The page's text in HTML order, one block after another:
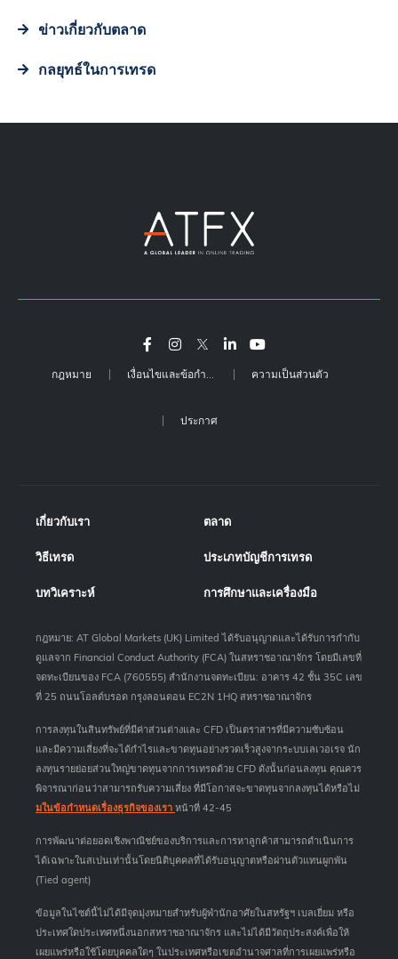
ข่าวเกี่ยวกับตลาด
กลยุทธ์ในการเทรด
กฎหมาย ความเป็นส่วนตัว
ประกาศ
เกี่ยวกับเรา ตลาด
วิธีเทรด ประเภทบัญชีการเทรด
บทวิเคราะห์ การศึกษาและเครื่องมือ
กฎหมาย: AT Global Markets (UK) Limited ได้รับอนุญาตและได้รับการกำกับ
ดูแลจาก Financial Conduct Authority (FCA) ในสหราชอาณาจักร โดยมีเลขที่
จดทะเบียนของ FCA (760555) สำนักงานจดทะเบียน: อาคาร 42 ชั้น 35C เลข
ที่ 25 ถนนโอลด์บรอด กรุงลอนดอน EC2N 1HQ สหราชอาณาจักร
การลงทุนในสินทรัพย์ที่มีค่าส่วนต่างและ CFD เป็นตราสารที่มีความซับซ้อน
และมีความเสี่ยงที่จะได้กำไรและขาดทุนอย่างรวดเร็วสูงจากระบบเลเวอเรจ นัก
ลงทุนรายย่อยส่วนใหญ่ขาดทุนจากการเทรดด้วย CFD ดังนั้นก่อนลงทุน คุณควร
พิจารณาก่อนว่าสามารถรับความเสี่ยง ที่มีโอกาสจะขาดทุนจากลงทุนได้หรือไม่
มในข้อกำหนดเรื่องธุรกิจของเรา หน้าที่ 42-45
การพัฒนาต่อยอดเชิงพาณิชย์ของบริการและการหาลูกค้าสามารถดำเนินการ
ได้เฉพาะในสเปนเท่านั้นโดยนิติบุคคลที่ได้รับอนุญาตหรือผ่านตัวแทนผูกพัน
(Tied agent)
ข้อมูลในไซต์นี้ไม่ได้มีจุดมุ่งหมายสำหรับผู้พำนักอาศัยในสหรัฐฯ เบลเยี่ยม หรือ
ประเทศใดประเทศหนึ่งนอกสหราชอาณาจักร และไม่ได้มีวัตถุประสงค์เพื่อให้
เผยแพร่หรือใช้โดยบุคคลใดๆ ในประเทศหรือเขตอำนาจศาลที่การเผยแพร่หรือ